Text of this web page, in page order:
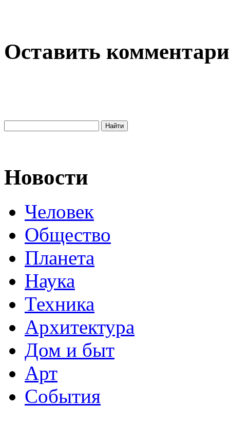
Оставить
Новости
Человек
Общество
Планета
Наука
Техника
Архитектура
Дом и быт
Арт
События